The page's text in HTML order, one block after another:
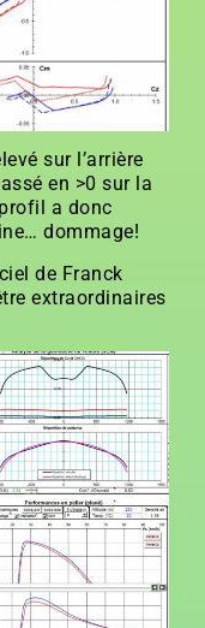
sur l’arrière
en >0 sur la
a donc
dommage!
de Franck
extraordinaires